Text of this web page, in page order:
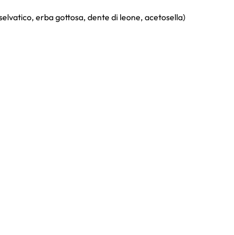
erba gottosa, dente di leone, acetosella)